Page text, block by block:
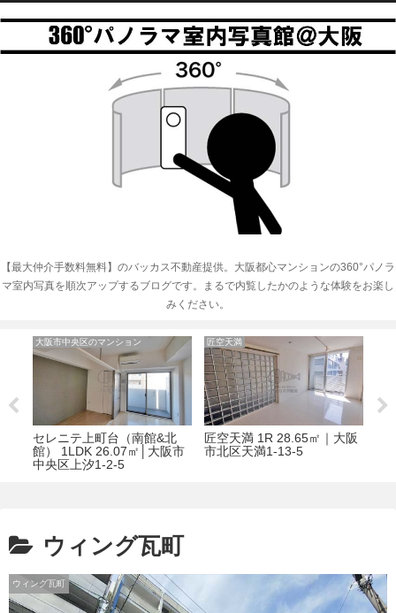
【最大仲介手数料無料】のバッカス不動産提供。大阪都心マンションの360°パノラ
マ室内写真を順次アップするブログです。まるで内覧したかのような体験をお楽し
みください。
大阪市中央区のマンション
セレニテ上町台（南館&北
館） 1LDK 26.07㎡│大阪市
中央区上汐1-2-5
匠空天満
匠空天満 1R 28.65㎡｜大阪
市北区天満1-13-5
ウィング瓦町
ウィング瓦町